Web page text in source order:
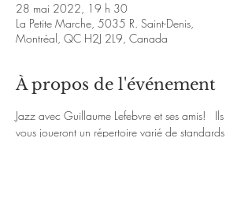
28 mai 2022, 19 h 30
La Petite Marche, 5035 R. Saint-Denis,
Montréal, QC H2J 2L9, Canada
À propos de l'événement
Jazz avec Guillaume Lefebvre et ses amis!   Ils
vous joueront un répertoire varié de standards